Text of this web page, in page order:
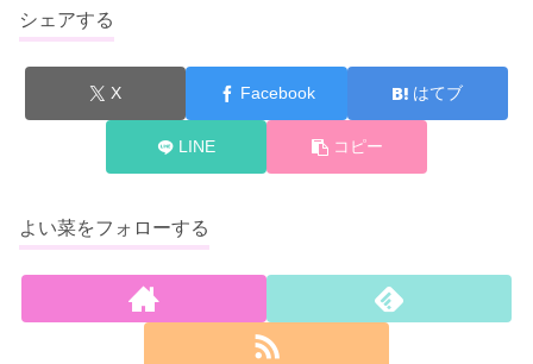
シェアする
X Facebook はてブ
LINE コピー
よい菜をフォローする